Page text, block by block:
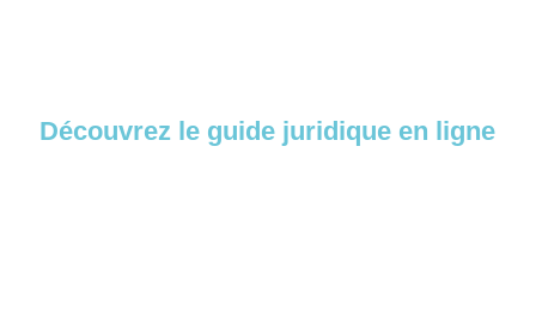
Découvrez le guide juridique en ligne